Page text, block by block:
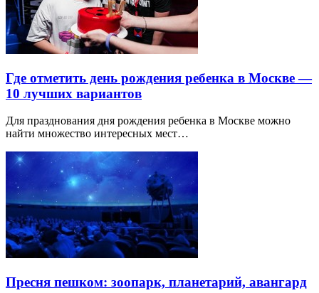
Где отметить день рождения ребенка в Москве —
10 лучших вариантов
Для празднования дня рождения ребенка в Москве можно
найти множество интересных мест…
Пресня пешком: зоопарк, планетарий, авангард